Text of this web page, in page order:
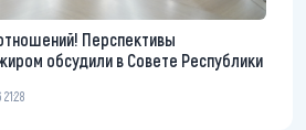
Перспективы
обсудили в Совете Республики